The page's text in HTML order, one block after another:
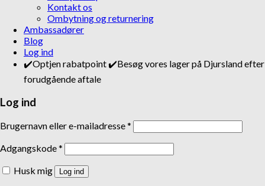
Kontakt os
Ombytning og returnering
Ambassadører
Blog
Log ind
✔️Optjen rabatpoint ✔️Besøg vores lager på Djursland efter
forudgående aftale
Log ind
Brugernavn eller e-mailadresse*
Adgangskode*
Husk mig
Log ind